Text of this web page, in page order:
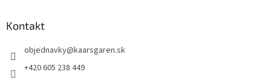
Kontakt
objednavky@kaarsgaren.sk
+420 605 238 449